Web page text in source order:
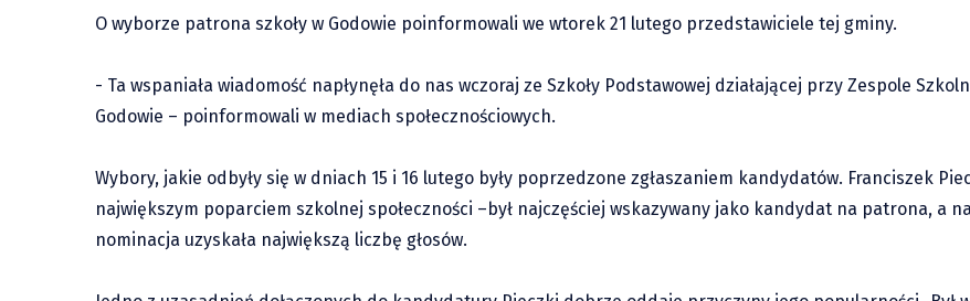
O wyborze patrona szkoły w Godowie poinformowali we wtorek 21 lutego przedstawiciele tej gminy.
- Ta wspaniała wiadomość napłynęła do nas wczoraj ze Szkoły Podstawowej działającej przy Zespole
Godowie – poinformowali w mediach społecznościowych.
Wybory, jakie odbyły się w dniach 15 i 16 lutego były poprzedzone zgłaszaniem kandydatów. Franciszek
największym poparciem szkolnej społeczności –był najczęściej wskazywany jako kandydat na patrona, a
nominacja uzyskała największą liczbę głosów.